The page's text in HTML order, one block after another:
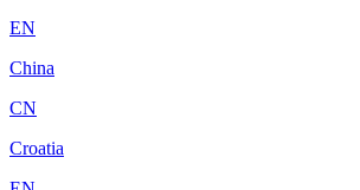
EN
China
CN
Croatia